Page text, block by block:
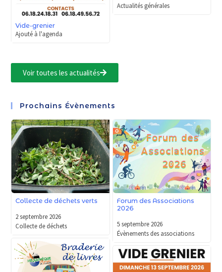
Vide-grenier
Ajouté à l'agenda
Actualités générales
Voir toutes les actualités
Prochains Évènements
Collecte de déchets verts
2 septembre 2026
Collecte de déchets
Forum des Associations
2026
5 septembre 2026
Évènements des associations